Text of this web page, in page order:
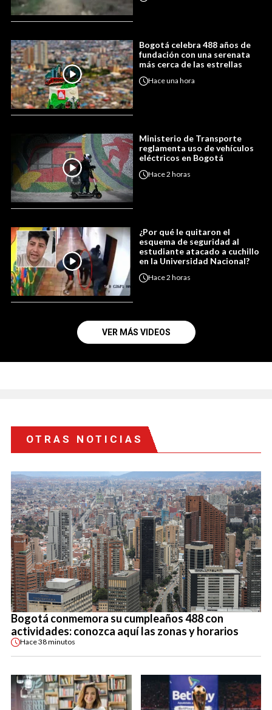
Bogotá celebra 488 años de
fundación con una serenata
más cerca de las estrellas
Haceuna hora
Ministerio de Transporte
reglamenta uso de vehículos
eléctricos en Bogotá
Hace2 horas
¿Por qué le quitaron el
esquema de seguridad al
estudiante atacado a cuchillo
en la Universidad Nacional?
Hace2 horas
VER MÁS VIDEOS
OTRAS NOTICIAS
Bogotá conmemora su cumpleaños 488 con
actividades: conozca aquí las zonas y horarios
Hace38 minutos